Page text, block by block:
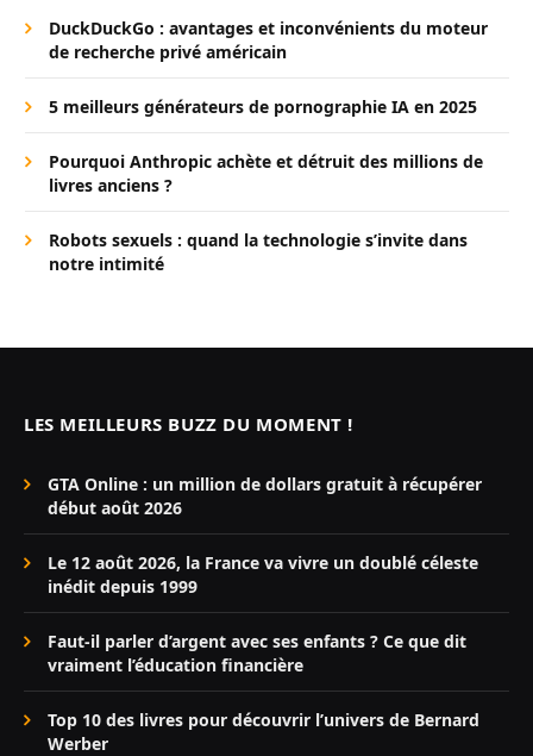
DuckDuckGo : avantages et inconvénients du moteur
de recherche privé américain
5 meilleurs générateurs de pornographie IA en 2025
Pourquoi Anthropic achète et détruit des millions de
livres anciens ?
Robots sexuels : quand la technologie s’invite dans
notre intimité
LES MEILLEURS BUZZ DU MOMENT !
GTA Online : un million de dollars gratuit à récupérer
début août 2026
Le 12 août 2026, la France va vivre un doublé céleste
inédit depuis 1999
Faut-il parler d’argent avec ses enfants ? Ce que dit
vraiment l’éducation financière
Top 10 des livres pour découvrir l’univers de Bernard
Werber